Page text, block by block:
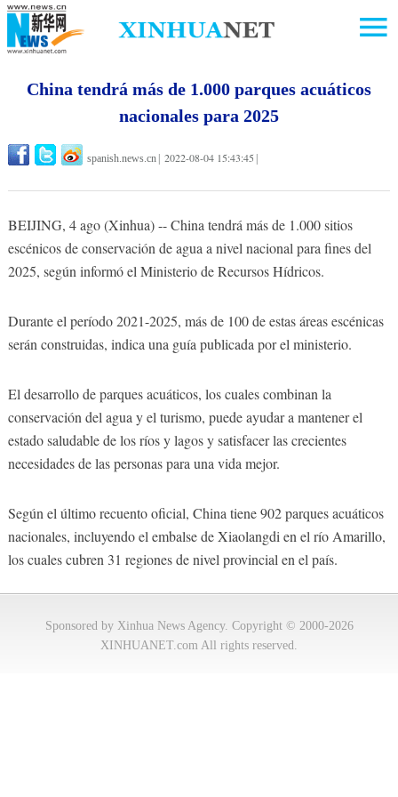
China tendrá más de 1.000 parques acuáticos
nacionales para 2025
spanish.news.cn 2022-08-04 15:43:45
BEIJING, 4 ago (Xinhua) -- China tendrá más de 1.000 sitios
escénicos de conservación de agua a nivel nacional para fines del
2025, según informó el Ministerio de Recursos Hídricos.
Durante el período 2021-2025, más de 100 de estas áreas escénicas
serán construidas, indica una guía publicada por el ministerio.
El desarrollo de parques acuáticos, los cuales combinan la
conservación del agua y el turismo, puede ayudar a mantener el
estado saludable de los ríos y lagos y satisfacer las crecientes
necesidades de las personas para una vida mejor.
Según el último recuento oficial, China tiene 902 parques acuáticos
nacionales, incluyendo el embalse de Xiaolangdi en el río Amarillo,
los cuales cubren 31 regiones de nivel provincial en el país.
Sponsored by Xinhua News Agency. Copyright © 2000-2026
XINHUANET.com All rights reserved.